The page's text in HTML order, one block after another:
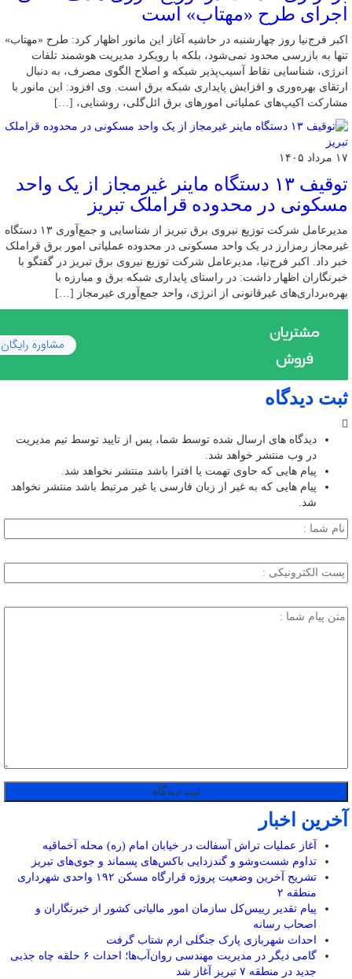
اجرای طرح «مهتاب» است
اکبر فرج‌نیا روز چهارشنبه در حاشیه آغاز این مانور اظهار کرد: طرح «مهتاب»
تنها به بازرسی محدود نمی‌شود، بلکه با رویکرد مدیریت هوشمند تلفات
انرژی، شناسایی نقاط آسیب‌پذیر شبکه و اصلاح الگوی مصرف، به دنبال
ارتقای بهره‌وری و افزایش پایداری شبکه برق است. وی افزود: این مانور با
مشارکت اکیپ‌های عملیاتی امورهای برق ائل‌گلی، روشنایی، […]
۱۷ مرداد ۱۴۰۵
توقیف ۱۳ دستگاه ماینر غیرمجاز از یک واحد
مسکونی در محدوده قراملک تبریز
مدیرعامل شرکت توزیع نیروی برق تبریز از شناسایی و جمع‌آوری ۱۳ دستگاه
غیرمجاز رمزارز در یک واحد مسکونی در محدوده عملیاتی امور برق قراملک
خبر داد. اکبر فرج‌نیا، مدیرعامل شرکت توزیع نیروی برق تبریز در گفتگو با
خبرنگاران اظهار داشت: در راستای پایداری شبکه برق و مبارزه با
بهره‌برداری‌های غیرقانونی از انرژی، واحد جمع‌آوری غیرمجاز […]
ثبت دیدگاه
دیدگاه های ارسال شده توسط شما، پس از تایید توسط تیم مدیریت
در وب منتشر خواهد شد.
پیام هایی که حاوی تهمت یا افترا باشد منتشر نخواهد شد.
پیام هایی که به غیر از زبان فارسی یا غیر مرتبط باشد منتشر نخواهد
شد.
آخرین اخبار
آغاز عملیات تراش آسفالت در خیابان امام (ره) محله آخماقیه
تداوم شست‌وشو و گندزدایی باکس‌های پسماند و جوی‌های تبریز
تشریح آخرین وضعیت پروژه قرارگاه مسکن ۱۹۲ واحدی شهرداری
منطقه ۲
پیام تقدیر رییس‌کل سازمان امور مالیاتی کشور از خبرنگاران و
اصحاب رسانه
احداث شهربازی پارک جنگلی ارم شتاب گرفت
گامی دیگر در مدیریت مهندسی روان‌آب‌ها؛ احداث ۶ حلقه چاه جذبی
جدید در منطقه ۷ تبریز آغاز شد